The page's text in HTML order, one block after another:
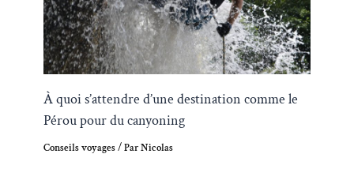
À quoi s’attendre d’une destination comme le
Pérou pour du canyoning
Conseils voyages/ ParNicolas